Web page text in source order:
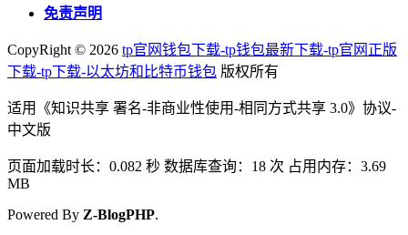
免责声明
CopyRight © 2026 tp官网钱包下载-tp钱包最新下载-tp官网正版
下载-tp下载-以太坊和比特币钱包 版权所有
适用《知识共享 署名-非商业性使用-相同方式共享 3.0》协议-
中文版
页面加载时长：0.082 秒 数据库查询：18 次 占用内存：3.69
MB
Powered By Z-BlogPHP.